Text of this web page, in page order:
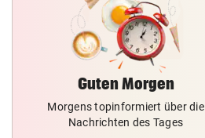
Guten Morgen
Morgens topinformiert über die
Nachrichten des Tages